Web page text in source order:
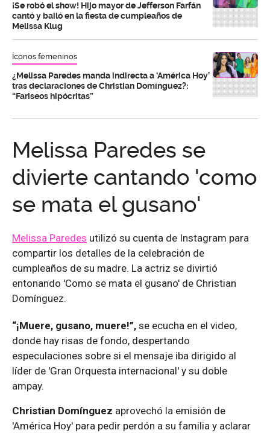
¡Se robó el show! Hijo mayor de Jefferson Farfán
cantó y bailó en la fiesta de cumpleaños de
Melissa Klug
Íconos femeninos
¿Melissa Paredes manda indirecta a ‘América Hoy’
tras declaraciones de Christian Domínguez?:
“Fariseos hipócritas”
Melissa Paredes se
divierte cantando 'como
se mata el gusano'
Melissa Paredes utilizó su cuenta de Instagram para
compartir los detalles de la celebración de
cumpleaños de su madre. La actriz se divirtió
entonando 'Como se mata el gusano' de Christian
Domínguez.
“¡Muere, gusano, muere!”, se ecucha en el video,
donde hay risas de fondo, despertando
especulaciones sobre si el mensaje iba dirigido al
líder de 'Gran Orquesta internacional' y su doble
ampay.
Christian Domínguez aprovechó la emisión de
'América Hoy' para pedir perdón a su familia y aclarar